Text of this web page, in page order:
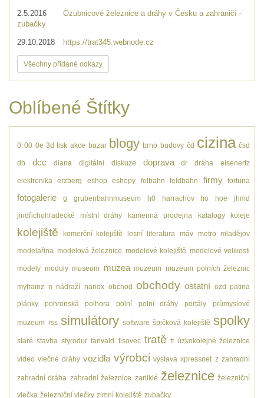
2.5.2016
Ozubnicové železnice a dráhy v Česku a zahraničí -
zubačky
29.10.2018 https://trat345.webnode.cz
Všechny přidané odkazy
Oblíbené Štítky
0 00 0e 3d tisk akce bazar blogy brno budovy čd cizina čsd
db dcc diana digitální diskuze doprava dr dráha eisenertz
elektronika erzberg eshop eshopy felbahn feldbahn firmy fortuna
fotogalerie g grubenbahnmuseum h0 harrachov ho hoe jhmd
jindřichohradecké místní dráhy kamenná prodejna katalogy koleje
kolejiště komerční kolejiště lesní literatura máv metro mladějov
modelařina modelová železnice modelové kolejiště modelové velikosti
modely moduly museum muzea muzeum muzeum polních železnic
mytrainz n nádraží nanox obchod obchody ostatní ozd patina
plánky pohronská polhora polní polní dráhy portály průmyslové
muzeum rss simulátory software špičková kolejiště spolky
staré stavba styrodur tanvald tisovec tratě tt úzkokolejné železnice
video vlečné dráhy vozidla výrobci výstava xpressnet z zahradní
zahradní dráha zahradní železnice zaniklé železnice železniční
vlečka železniční vlečky zimní kolejiště zubačky